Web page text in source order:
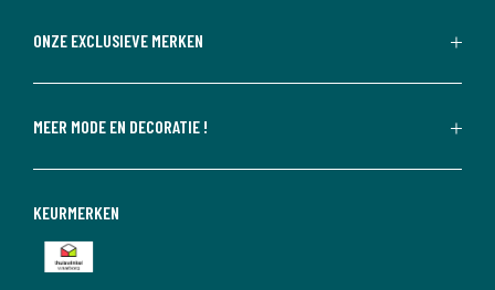
ONZE EXCLUSIEVE MERKEN
MEER MODE EN DECORATIE !
KEURMERKEN